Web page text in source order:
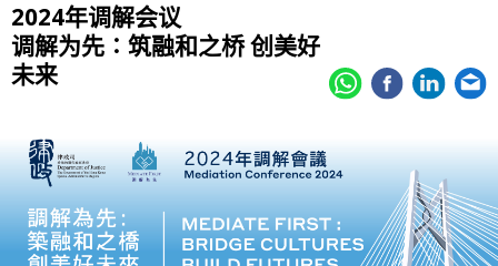
2024年调解会议
调解为先∶筑融和之桥 创美好
未来